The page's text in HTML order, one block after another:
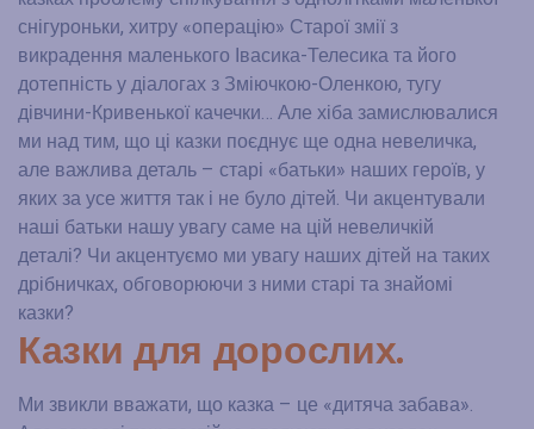
снігуроньки, хитру «операцію» Старої змії з
викрадення маленького Івасика-Телесика та його
дотепність у діалогах з Зміючкою-Оленкою, тугу
дівчини-Кривенької качечки… Але хіба замислювалися
ми над тим, що ці казки поєднує ще одна невеличка,
але важлива деталь – старі «батьки» наших героїв, у
яких за усе життя так і не було дітей. Чи акцентували
наші батьки нашу увагу саме на цій невеличкій
деталі? Чи акцентуємо ми увагу наших дітей на таких
дрібничках, обговорюючи з ними старі та знайомі
казки?
Казки для дорослих.
Ми звикли вважати, що казка – це «дитяча забава».